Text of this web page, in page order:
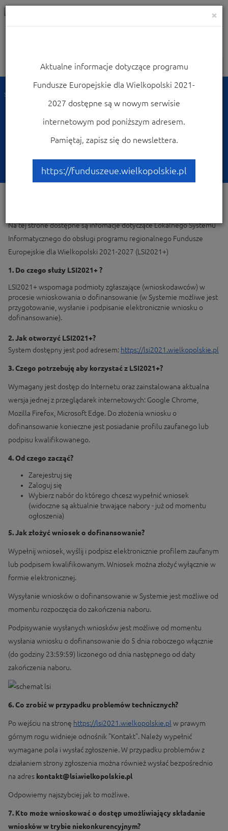
Nawigacja
Strona główna
Lokalny System Informatyczny (LSI2014+, LSI2021+)
Lokalny System
Informatyczny LSI2021+
Na tej strone dostępne są infomacje dotyczące Lokalnego Systemu
Informatycznego do obsługi programu regionalnego Fundusze
Europejskie dla Wielkopolski 2021-2027 (LSI2021+)
1. Do czego służy LSI2021+ ?
LSI2021+ wspomaga podmioty zgłaszające (wnioskodawców) w
procesie wnioskowania o dofinansowanie (w Systemie możliwe jest
przygotowanie, wysłanie i podpisanie elektronicznie wniosku o
dofinansowanie).
2. Jak otworzyć LSI2021+?
System dostępny jest pod adresem: https://lsi2021.wielkopolskie.pl
3. Czego potrzebuję aby korzystać z LSI2021+?
Wymagany jest dostęp do Internetu oraz zainstalowana aktualna
wersja jednej z przeglądarek internetowych: Google Chrome,
Mozilla Firefox, Microsoft Edge. Do złożenia wniosku o
dofinansowanie konieczne jest posiadanie profilu zaufanego lub
podpisu kwalifikowanego.
4. Od czego zacząć?
Zarejestruj się
Zaloguj się
Wybierz nabór do którego chcesz wypełnić wniosek
(widoczne są aktualnie trwające nabory - już od momentu
ogłoszenia)
5. Jak złożyć wniosek o dofinansowanie?
Wypełnij wniosek, wyślij i podpisz elektronicznie profilem zaufanym
lub podpisem kwalifikowanym. Wniosek można złożyć wyłącznie w
formie elektronicznej.
Wysyłanie wniosków o dofinansowanie w Systemie jest możliwe od
momentu rozpoczęcia do zakończenia naboru.
Podpisywanie wysłanych wniosków jest możliwe od momentu
wysłania wniosku o dofinansowanie do 5 dnia roboczego włącznie
(do godziny 23:59:59) liczonego od dnia następnego od daty
zakończenia naboru.
6. Co zrobić w przypadku problemów technicznych?
Po wejściu na stronę https://lsi2021.wielkopolskie.pl w prawym
górnym rogu widnieje odnośnik "Kontakt". Należy wypełnić
wymagane pola i wysłać zgłoszenie. W przypadku problemów z
działaniem strony zgłoszenia można również wysłać bezpośrednio
na adres kontakt@lsi.wielkopolskie.pl
Odpowiemy najszybciej jak to możliwe.
7. Kto może wnioskować o dostęp umożliwiający składanie
wniosków w trybie niekonkurencyjnym?
×
Aktualne informacje dotyczące programu
Fundusze Europejskie dla Wielkopolski 2021-
2027 dostępne są w nowym serwisie
internetowym pod poniższym adresem.
Pamiętaj, zapisz się do newslettera.
https://funduszeue.wielkopolskie.pl